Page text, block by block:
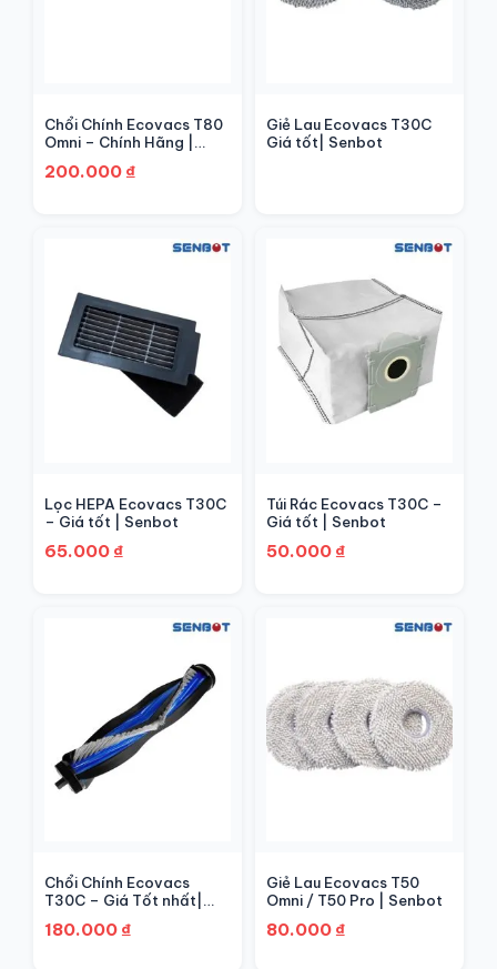
Chổi Chính Ecovacs T80
Omni – Chính Hãng |
200.000 ₫
Giẻ Lau Ecovacs T30C
Giá tốt| Senbot
Lọc HEPA Ecovacs T30C
– Giá tốt | Senbot
65.000 ₫
Túi Rác Ecovacs T30C –
Giá tốt | Senbot
50.000 ₫
Chổi Chính Ecovacs
T30C – Giá Tốt nhất|
180.000 ₫
Giẻ Lau Ecovacs T50
Omni / T50 Pro | Senbot
80.000 ₫